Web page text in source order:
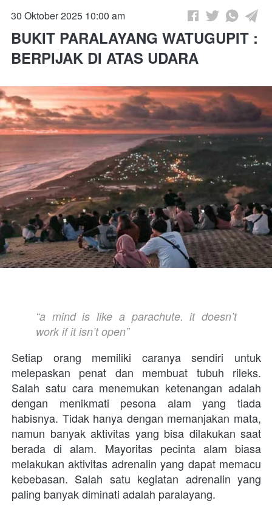
30 Oktober 2025 10:00 am
BUKIT PARALAYANG WATUGUPIT :
BERPIJAK DI ATAS UDARA
“a mind is like a parachute. it doesn’t
work if it isn’t open”
Setiap orang memiliki caranya sendiri untuk
melepaskan penat dan membuat tubuh rileks.
Salah satu cara menemukan ketenangan adalah
dengan menikmati pesona alam yang tiada
habisnya. Tidak hanya dengan memanjakan mata,
namun banyak aktivitas yang bisa dilakukan saat
berada di alam. Mayoritas pecinta alam biasa
melakukan aktivitas adrenalin yang dapat memacu
kebebasan. Salah satu kegiatan adrenalin yang
paling banyak diminati adalah paralayang.